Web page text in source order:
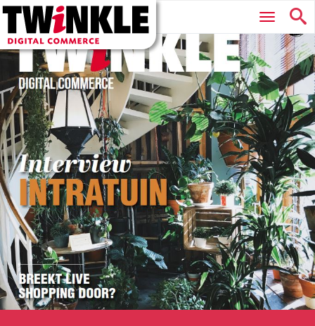
Twinkle
Digital
Commerce
Hoofdmenu